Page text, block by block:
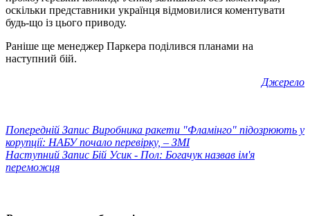
оскільки представники українця відмовилися коментувати
будь-що із цього приводу.
Раніше ще менеджер Паркера поділився планами на
наступний бій.
Джерело
Попередній Запис Виробника ракети "Фламінго" підозрюють у
корупції: НАБУ почало перевірку, – ЗМІ
Наступний Запис Бій Усик - Пол: Богачук назвав ім'я
переможця